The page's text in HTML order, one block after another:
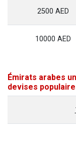
2500 AED
10000 AED
Émirats arabes
devises